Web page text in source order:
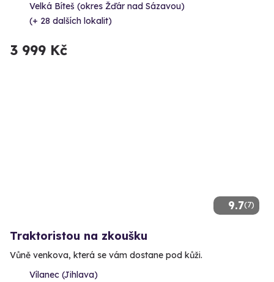
Velká Bíteš (okres Žďár nad Sázavou)
(+ 28 dalších lokalit)
3 999 Kč
9.7(7)
Traktoristou na zkoušku
Vůně venkova, která se vám dostane pod kůži.
Vílanec (Jihlava)